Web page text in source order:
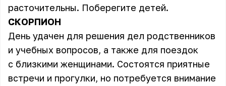
расточительны. Поберегите детей.
СКОРПИОН
День удачен для решения дел родственников
и учебных вопросов, а также для поездок
с близкими женщинами. Состоятся приятные
встречи и прогулки, но потребуется внимание